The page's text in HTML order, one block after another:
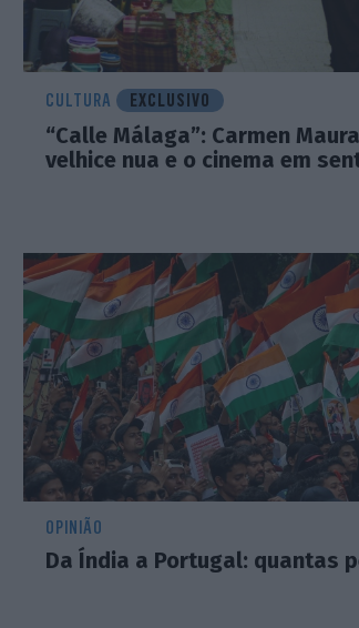
CULTURA EXCLUSIVO
“Calle Málaga”: Carmen
velhice nua e o cinema em
OPINIÃO
Da Índia a Portugal: quantas